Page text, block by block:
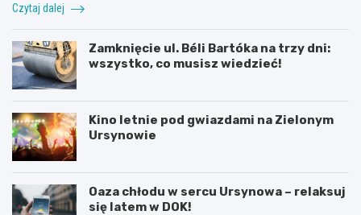
Czytaj dalej
Zamknięcie ul. Béli Bartóka na trzy dni:
wszystko, co musisz wiedzieć!
Kino letnie pod gwiazdami na Zielonym
Ursynowie
Oaza chłodu w sercu Ursynowa – relaksuj
się latem w DOK!